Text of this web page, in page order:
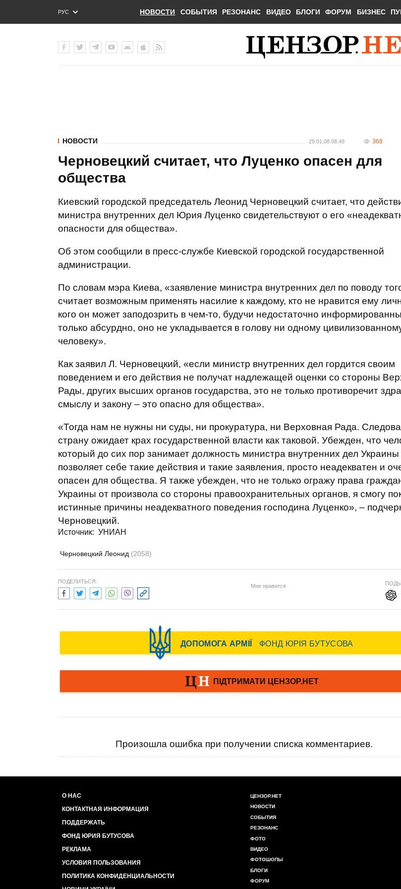
РУС
ENG
НОВОСТИ СОБЫТИЯ РЕЗОНАНС ВИДЕО БЛОГИ ФОРУМ БИЗНЕС
НОВОСТИ 29.01.08 08:49 368
Черновецкий считает, что Луценко опасен для
общества
Киевский городской председатель Леонид Черновецкий считает, что
министра внутренних дел Юрия Луценко свидетельствуют о его
опасности для общества».
Об этом сообщили в пресс-службе Киевской городской государственной
администрации.
По словам мэра Киева, «заявление министра внутренних дел по поводу
считает возможным применять насилие к каждому, кто не нравится ему
кого он может заподозрить в чем-то, будучи недостаточно
только абсурдно, оно не укладывается в голову ни одному
человеку».
Как заявил Л. Черновецкий, «если министр внутренних дел гордится своим
поведением и его действия не получат надлежащей оценки со стороны
Рады, других высших органов государства, это не только противоречит
смыслу и закону – это опасно для общества».
«Тогда нам не нужны ни суды, ни прокуратура, ни Верховная Рада.
страну ожидает крах государственной власти как таковой. Убежден, что
который до сих пор занимает должность министра внутренних дел Украины
позволяет себе такие действия и такие заявления, просто неадекватен и
опасен для общества. Я также убежден, что не только огражу права
Украины от произвола со стороны правоохранительных органов, я смогу
истинные причины неадекватного поведения господина Луценко», –
Черновецкий.
Источник: УНИАН
Черновецкий Леонид (2058)
ПОДЕЛИТЬСЯ:
Мне нравится
Произошла ошибка при получении списка комментариев.
О НАС
КОНТАКТНАЯ ИНФОРМАЦИЯ
ПОДДЕРЖАТЬ
ФОНД ЮРИЯ БУТУСОВА
РЕКЛАМА
УСЛОВИЯ ПОЛЬЗОВАНИЯ
ПОЛИТИКА КОНФИДЕНЦИАЛЬНОСТИ
ЦЕНЗОР.НЕТ
НОВОСТИ
СОБЫТИЯ
РЕЗОНАНС
ФОТО
ВИДЕО
ФОТОШОПЫ
БЛОГИ
ФОРУМ